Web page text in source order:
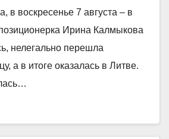
в воскресенье 7 августа – в
Ирина Калмыкова
нелегально перешла
а в итоге оказалась в Литве.